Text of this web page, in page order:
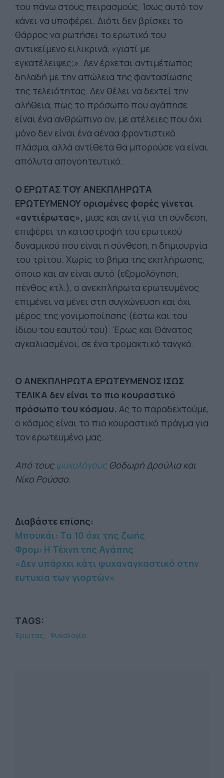
του πάνω στους πειρασμούς. Ίσως αυτό τον
κάνει να υποφέρει. Διότι δεν βρίσκει το
θάρρος να ρωτήσει το ερωτικό του
αντικείμενο ειλικρινά, «γιατί με
εγκατέλειψες;». Δεν έρχεται αντιμέτωπος
δηλαδή με την απώλεια της φαντασίωσης
της τελειότητας. Δεν θέλει να δεχτεί την
αλήθεια, πως το πρόσωπο που αγάπησε
είναι ένα ανθρώπινο ον, με ατέλειες που όχι
μόνο δεν είναι ένα αέναα φροντιστικό
πλάσμα, αλλά αντίθετα θα μπορούσε να είναι
απόλυτα απογοητευτικό.
Ο ΕΡΩΤΑΣ ΤΟΥ ΑΝΕΚΠΛΗΡΩΤΑ
ΕΡΩΤΕΥΜΕΝΟΥ ορισμένες φορές γίνεται
«αντιέρωτας», μιας και αντί για τη σύνδεση,
επιφέρει τη καταστροφή του ερωτικού
δυναμικού που είναι η σύνθεση, η δημιουργία
του τρίτου. Χωρίς το βήμα της εκπλήρωσης,
όποιο και αν είναι αυτό (εξομολόγηση,
πένθος κτλ.), ο ανεκπλήρωτα ερωτευμένος
επιμένει να μένει στη συγχώνευση και όχι
μέρος της γονιμοποίησης (έστω και του
ίδιου του εαυτού του). Έρως και Θάνατος
αγκαλιασμένοι, σε ένα τρομακτικό τανγκό.
Ο ΑΝΕΚΠΛΗΡΩΤΑ ΕΡΩΤΕΥΜΕΝΟΣ ΙΣΩΣ
ΤΕΛΙΚΑ δεν είναι το πιο κουραστικό
πρόσωπο του κόσμου. Ας το παραδεχτούμε,
ο κόσμος είναι το πιο κουραστικό πράγμα για
τον ερωτευμένο μας.
Από τους ψυχολόγουςΘοδωρή Δρούλια και
Νίκο Ρούσσο.
Διαβάστε επίσης:
Μπουκάι: Τα 10 όχι της ζωής
Φρομ: Η Τέχνη της Αγάπης
«Δεν υπάρχει κάτι ψυχαναγκαστικό στην
ευτυχία των γιορτών»
TAGS:
Έρωτας Ψυχολογία